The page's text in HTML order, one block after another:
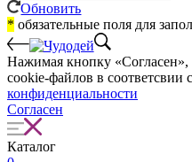
Обновить
* обязательные поля для
Нажимая кнопку «Согласен»,
cookie-файлов в соответсвии с
конфиденциальности
Согласен
Каталог